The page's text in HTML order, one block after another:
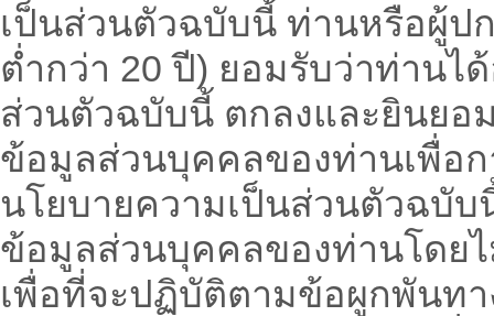
เป็นส่วนตัวฉบับนี้ ท่านหรือผู้
ต่ำกว่า 20 ปี) ยอมรับว่าท่านไ
ส่วนตัวฉบับนี้ ตกลงและยินยอ
ข้อมูลส่วนบุคคลของท่านเพื่อ
นโยบายความเป็นส่วนตัวฉบับ
ข้อมูลส่วนบุคคลของท่านโดย
เพื่อที่จะปฏิบัติตามข้อผูกพันท